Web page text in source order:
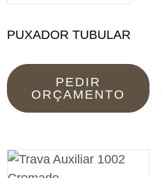
PUXADOR TUBULAR
PEDIR
ORÇAMENTO